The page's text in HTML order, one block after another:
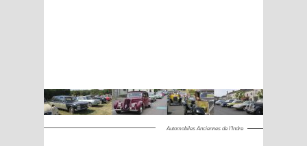
Automobiles Anciennes de l'Indre